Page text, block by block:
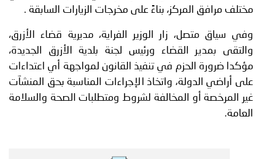
مختلف مرافق المركز، بناءً على مخرجات الزيارات السابقة .
وفي سياق متصل، زار الوزير الفراية، مديرية قضاء الأزرق،
والتقى بمدير القضاء ورئيس لجنة بلدية الأزرق الجديدة،
مؤكدا ضرورة الحزم في تنفيذ القانون لمواجهة أي اعتداءات
على أراضي الدولة، واتخاذ الإجراءات المناسبة بحق المنشآت
غير المرخصة أو المخالفة لشروط ومتطلبات الصحة والسلامة
العامة.